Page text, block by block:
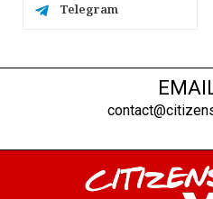
Telegram